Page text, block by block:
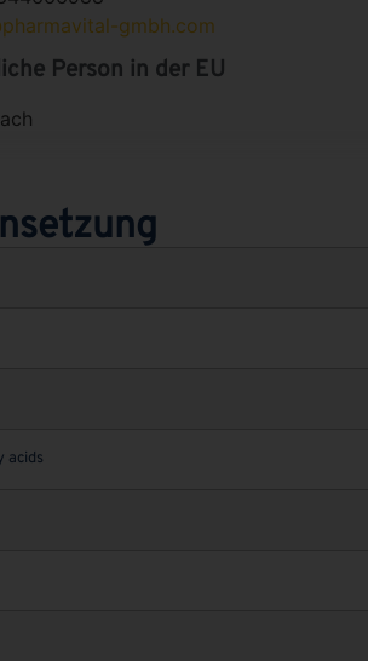
gmbh.com
Person in der EU
acids